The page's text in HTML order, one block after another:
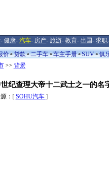
- 健康- 汽车- 房产- 旅游- 教育- 出国- 求职-
价 贷款 二手车 车主手册 SUV 俱
>> 背景
纪查理大帝十二武士之一的名
：[ SOHU汽车 ]